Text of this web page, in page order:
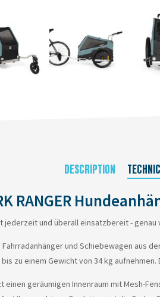
DESCRIPTION
RANGER
jederzeit und überall einsatzbereit -
Fahrradanhänger und Schiebewagen aus
bis zu einem Gewicht von 34 kg
einen geräumigen Innenraum mit Mesh-